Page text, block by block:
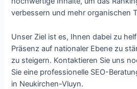
verbessern und mehr organischen
Unser Ziel ist es, Ihnen dabei zu
Präsenz auf nationaler Ebene zu
zu steigern. Kontaktieren Sie uns
Sie eine professionelle SEO-
in Neukirchen-Vluyn.